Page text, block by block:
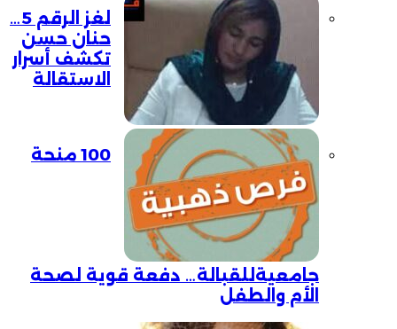
لغز الرقم 5…
حنان حسن
تكشف أسرار
الاستقالة
100 منحة
جامعيةللقبالة… دفعة قوية لصحة
الأم والطفل